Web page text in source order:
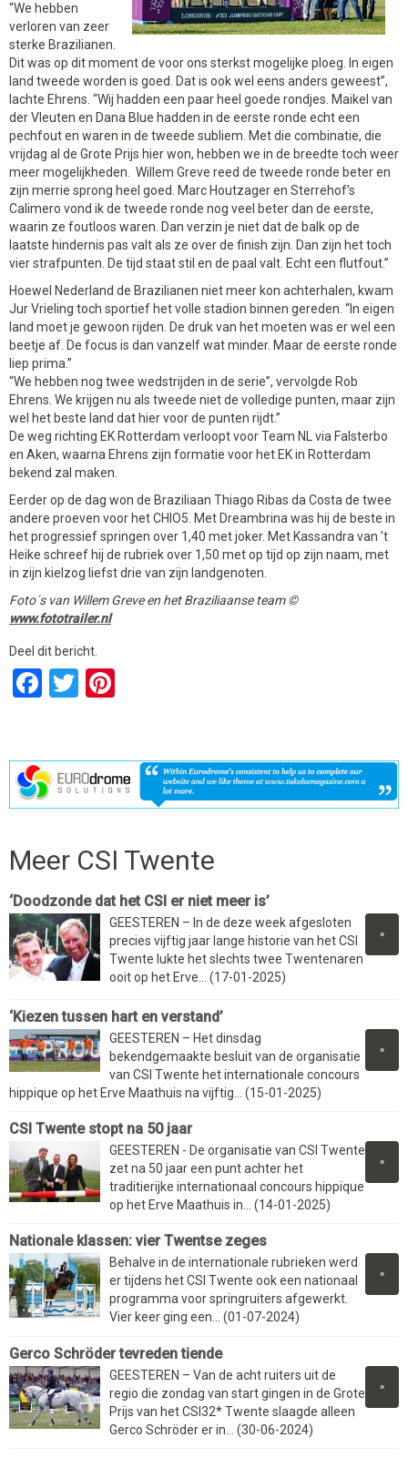
“We hebben
verloren van zeer
sterke Brazilianen.
Dit was op dit moment de voor ons sterkst mogelijke ploeg. In eigen
land tweede worden is goed. Dat is ook wel eens anders geweest”,
lachte Ehrens. “Wij hadden een paar heel goede rondjes. Maikel van
der Vleuten en Dana Blue hadden in de eerste ronde echt een
pechfout en waren in de tweede subliem. Met die combinatie, die
vrijdag al de Grote Prijs hier won, hebben we in de breedte toch weer
meer mogelijkheden. Willem Greve reed de tweede ronde beter en
zijn merrie sprong heel goed. Marc Houtzager en Sterrehof’s
Calimero vond ik de tweede ronde nog veel beter dan de eerste,
waarin ze foutloos waren. Dan verzin je niet dat de balk op de
laatste hindernis pas valt als ze over de finish zijn. Dan zijn het toch
vier strafpunten. De tijd staat stil en de paal valt. Echt een flutfout.”
Hoewel Nederland de Brazilianen niet meer kon achterhalen, kwam
Jur Vrieling toch sportief het volle stadion binnen gereden. “In eigen
land moet je gewoon rijden. De druk van het moeten was er wel een
beetje af. De focus is dan vanzelf wat minder. Maar de eerste ronde
liep prima.”
“We hebben nog twee wedstrijden in de serie”, vervolgde Rob
Ehrens. We krijgen nu als tweede niet de volledige punten, maar zijn
wel het beste land dat hier voor de punten rijdt.”
De weg richting EK Rotterdam verloopt voor Team NL via Falsterbo
en Aken, waarna Ehrens zijn formatie voor het EK in Rotterdam
bekend zal maken.
Eerder op de dag won de Braziliaan Thiago Ribas da Costa de twee
andere proeven voor het CHIO5. Met Dreambrina was hij de beste in
het progressief springen over 1,40 met joker. Met Kassandra van ’t
Heike schreef hij de rubriek over 1,50 met op tijd op zijn naam, met
in zijn kielzog liefst drie van zijn landgenoten.
Foto´s van Willem Greve en het Braziliaanse team ©
www.fototrailer.nl
Deel dit bericht.
Facebook
Twitter
Meer CSI Twente
‘Doodzonde dat het CSI er niet meer is’
»
GEESTEREN – In de deze week afgesloten
precies vijftig jaar lange historie van het CSI
Twente lukte het slechts twee Twentenaren
ooit op het Erve... (17-01-2025)
‘Kiezen tussen hart en verstand’
»
GEESTEREN – Het dinsdag
bekendgemaakte besluit van de organisatie
van CSI Twente het internationale concours
hippique op het Erve Maathuis na vijftig... (15-01-2025)
CSI Twente stopt na 50 jaar
»
GEESTEREN - De organisatie van CSI Twente
zet na 50 jaar een punt achter het
traditierijke internationaal concours hippique
op het Erve Maathuis in... (14-01-2025)
Nationale klassen: vier Twentse zeges
»
Behalve in de internationale rubrieken werd
er tijdens het CSI Twente ook een nationaal
programma voor springruiters afgewerkt.
Vier keer ging een... (01-07-2024)
Gerco Schröder tevreden tiende
»
GEESTEREN – Van de acht ruiters uit de
regio die zondag van start gingen in de Grote
Prijs van het CSI32* Twente slaagde alleen
Gerco Schröder er in... (30-06-2024)